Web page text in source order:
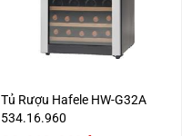
Tủ Rượu Hafele HW-G32A
534.16.960